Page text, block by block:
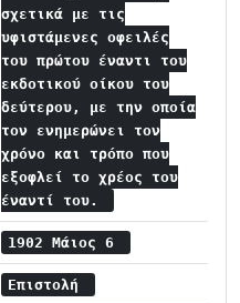
σχετικά με τις
υφιστάμενες οφειλές
του πρώτου έναντι του
εκδοτικού οίκου του
δεύτερου, με την οποία
τον ενημερώνει τον
χρόνο και τρόπο που
εξοφλεί το χρέος του
έναντί του.
1902 Μάιος 6
Επιστολή